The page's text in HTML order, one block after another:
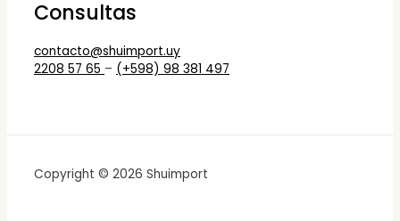
Consultas
contacto@shuimport.uy
2208 57 65 – (+598) 98 381 497
Copyright © 2026 Shuimport